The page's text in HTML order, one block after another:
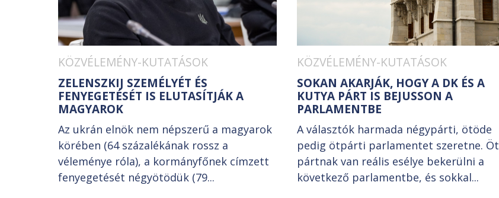
KÖZVÉLEMÉNY-KUTATÁSOK
ZELENSZKIJ SZEMÉLYÉT ÉS
FENYEGETÉSÉT IS ELUTASÍTJÁK A
MAGYAROK
Az ukrán elnök nem népszerű a magyarok
körében (64 százalékának rossz a
véleménye róla), a kormányfőnek címzett
fenyegetését négyötödük (79...
KÖZVÉLEMÉNY-KUTATÁSOK
SOKAN AKARJÁK, HOGY A DK ÉS A
KUTYA PÁRT IS BEJUSSON A
PARLAMENTBE
A választók harmada négypárti, ötöde
pedig ötpárti parlamentet szeretne. Öt
pártnak van reális esélye bekerülni a
következő parlamentbe, és sokkal...